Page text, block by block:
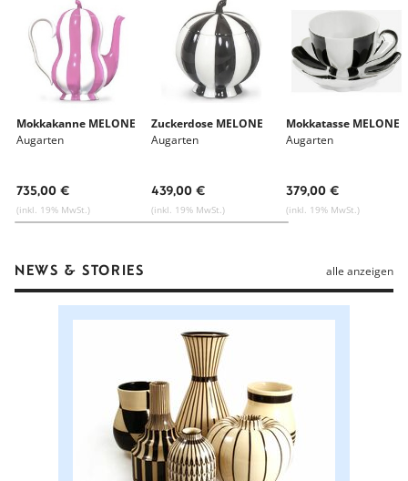
Mokkakanne MELONE
Augarten
735,00 €
(inkl. 19% MwSt.)
Zuckerdose MELONE
Augarten
439,00 €
(inkl. 19% MwSt.)
Mokkatasse MELONE
Augarten
379,00 €
(inkl. 19% MwSt.)
NEWS & STORIES alle anzeigen